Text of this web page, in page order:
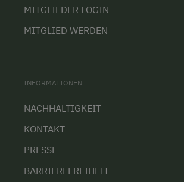
MITGLIEDER LOGIN
MITGLIED WERDEN
INFORMATIONEN
NACHHALTIGKEIT
KONTAKT
PRESSE
BARRIEREFREIHEIT